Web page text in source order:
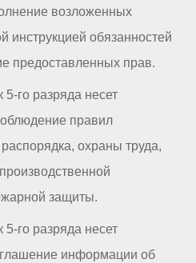
возложенных
инструкцией обязанностей
предоставленных прав.
го разряда несет
правил
охраны труда,
защиты.
го разряда несет
информации об